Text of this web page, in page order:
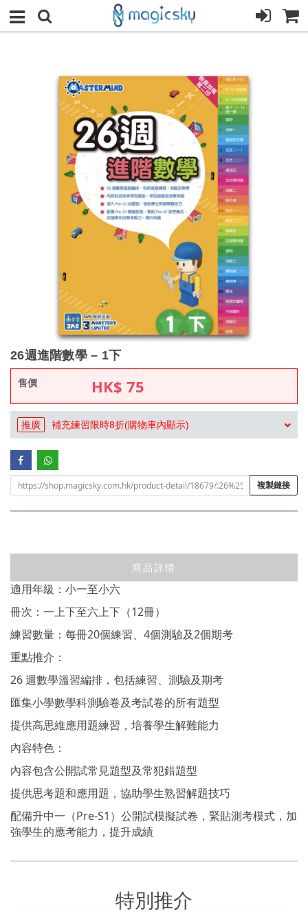
26週進階數學 – 1下
售價 HK$ 75
推廣 補充練習限時8折(購物車內顯示)
複製鏈接
商品詳情
適用年級：小一至小六
冊次：一上下至六上下（12冊）
練習數量：每冊20個練習、4個測驗及2個期考
重點推介：
26 週數學溫習編排，包括練習、測驗及期考
匯集小學數學科測驗卷及考試卷的所有題型
提供高思維應用題練習，培養學生解難能力
內容特色：
內容包含公開試常見題型及常犯錯題型
提供思考題和應用題，協助學生熟習解題技巧
配備升中一（Pre-S1）公開試模擬試卷，緊貼測考模式，加
強學生的應考能力，提升成績
特別推介